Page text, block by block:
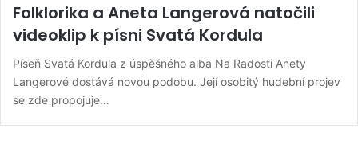
Folklorika a Aneta Langerová natočili
videoklip k písni Svatá Kordula
Píseň Svatá Kordula z úspěšného alba Na Radosti Anety
Langerové dostává novou podobu. Její osobitý hudební projev
se zde propojuje…